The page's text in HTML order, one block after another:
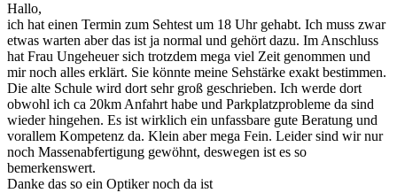
Hallo,
ich hat einen Termin zum Sehtest um 18 Uhr gehabt. Ich muss zwar
etwas warten aber das ist ja normal und gehört dazu. Im Anschluss
hat Frau Ungeheuer sich trotzdem mega viel Zeit genommen und
mir noch alles erklärt. Sie könnte meine Sehstärke exakt bestimmen.
Die alte Schule wird dort sehr groß geschrieben. Ich werde dort
obwohl ich ca 20km Anfahrt habe und Parkplatzprobleme da sind
wieder hingehen. Es ist wirklich ein unfassbare gute Beratung und
vorallem Kompetenz da. Klein aber mega Fein. Leider sind wir nur
noch Massenabfertigung gewöhnt, deswegen ist es so
bemerkenswert.
Danke das so ein Optiker noch da ist